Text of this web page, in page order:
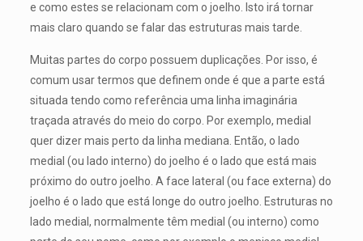
e como estes se relacionam com o joelho. Isto irá tornar
mais claro quando se falar das estruturas mais tarde.
Muitas partes do corpo possuem duplicações. Por isso, é
comum usar termos que definem onde é que a parte está
situada tendo como referência uma linha imaginária
traçada através do meio do corpo. Por exemplo, medial
quer dizer mais perto da linha mediana. Então, o lado
medial (ou lado interno) do joelho é o lado que está mais
próximo do outro joelho. A face lateral (ou face externa) do
joelho é o lado que está longe do outro joelho. Estruturas no
lado medial, normalmente têm medial (ou interno) como